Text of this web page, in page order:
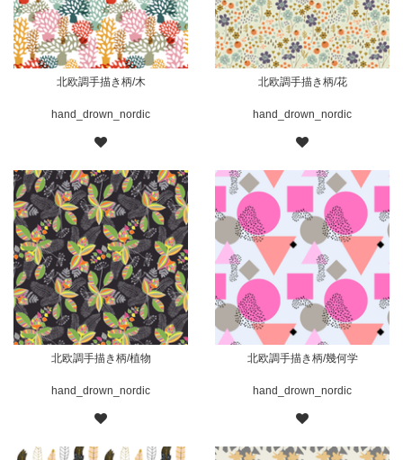
北欧調手描き柄/木
hand_drown_nordic
北欧調手描き柄/花
hand_drown_nordic
北欧調手描き柄/植物
hand_drown_nordic
北欧調手描き柄/幾何学
hand_drown_nordic